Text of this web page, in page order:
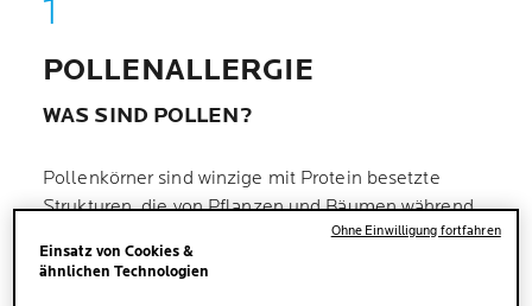
POLLENALLERGIE
WAS SIND POLLEN?
Pollenkörner sind winzige mit Protein besetzte
Strukturen, die von Pflanzen und Bäumen während
der verschiedenen Jahreszeiten abgegeben werden.
Prick-Testskönnen genau bestimmen, welche
Einsatz von Cookies &
ähnlichen Technologien
Ohne Einwilligung fortfahren